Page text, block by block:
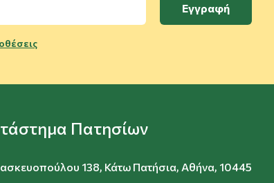
Εγγραφή
Πατησίων
138, Κάτω Πατήσια, Αθήνα, 10445